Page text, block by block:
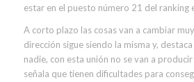
estar en el puesto número 21 del ranking
A corto plazo las cosas van a cambiar
dirección sigue siendo la misma y,
nadie, con esta unión no se van a
señala que tienen dificultades para